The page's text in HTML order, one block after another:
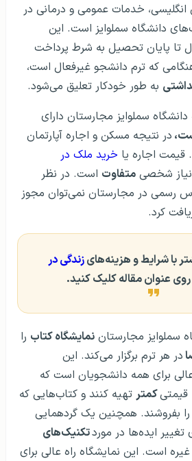
خدمات عمومی و درمانی در
دانشگاه سملوایز است. این
تا پایان تحصیل به شرط پرداخت
که ترم دانشجو غیرفعال است،
به طور خودکار تعلیق می‌شود.
سملوایز مجارستان دارای
در نتیجه مسکن و اجاره آپارتمان
اجاره یا خرید ملک در
نیاز شخصی متفاوت است. در نظر
رسمی در مجارستان نمی‌توان مجوز
کرد.
با شرایط و هزینه‌هایزندگی در
روی عنوان مقاله کلیک کنید.
سملوایز مجارستان نمایشگاه کتاب را
در هر ترم برگزار می‌کند. این
برای همه دانشجویان است که
قیمتیکمتر تهیه کنند و کتاب‌هایی که
را بفروشند. همچنین یک گردهمایی
تغییر ایده‌ها در موردتکنیک‌های
است. این نمایشگاه راه عالی برای